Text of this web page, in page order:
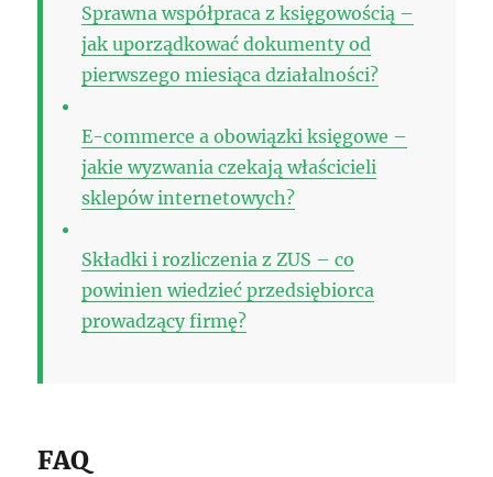
Sprawna współpraca z księgowością –
jak uporządkować dokumenty od
pierwszego miesiąca działalności?
E-commerce a obowiązki księgowe –
jakie wyzwania czekają właścicieli
sklepów internetowych?
Składki i rozliczenia z ZUS – co
powinien wiedzieć przedsiębiorca
prowadzący firmę?
FAQ